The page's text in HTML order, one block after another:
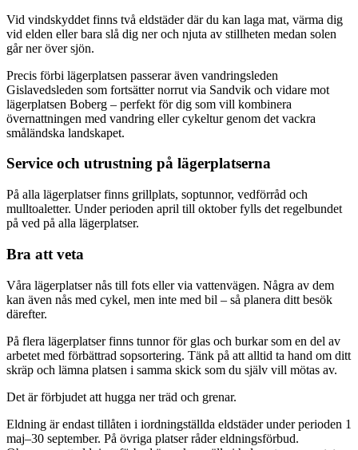
Vid vindskyddet finns två eldstäder där du kan laga mat, värma dig
vid elden eller bara slå dig ner och njuta av stillheten medan solen
går ner över sjön.
Precis förbi lägerplatsen passerar även vandringsleden
Gislavedsleden som fortsätter norrut via Sandvik och vidare mot
lägerplatsen Boberg – perfekt för dig som vill kombinera
övernattningen med vandring eller cykeltur genom det vackra
småländska landskapet.
Service och utrustning på lägerplatserna
På alla lägerplatser finns grillplats, soptunnor, vedförråd och
mulltoaletter. Under perioden april till oktober fylls det regelbundet
på ved på alla lägerplatser.
Bra att veta
Våra lägerplatser nås till fots eller via vattenvägen. Några av dem
kan även nås med cykel, men inte med bil – så planera ditt besök
därefter.
På flera lägerplatser finns tunnor för glas och burkar som en del av
arbetet med förbättrad sopsortering. Tänk på att alltid ta hand om ditt
skräp och lämna platsen i samma skick som du själv vill mötas av.
Det är förbjudet att hugga ner träd och grenar.
Eldning är endast tillåten i iordningställda eldstäder under perioden 1
maj–30 september. På övriga platser råder eldningsförbud.